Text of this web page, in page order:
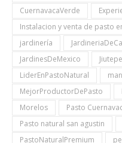
CuernavacaVerde
Instalacion y venta de pasto
jardinería
JardinesDeMexico
LiderEnPastoNatural
MejorProductorDePasto
Morelos
Pasto
Pasto natural san agustin
PastoNaturalPremium